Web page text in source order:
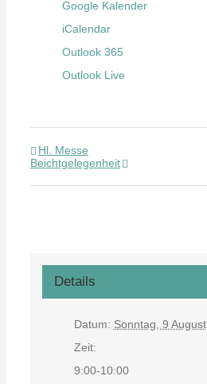
Google Kalender
iCalendar
Outlook 365
Outlook Live
Hl. Messe
Beichtgelegenheit
Details
Datum: Sonntag, 9 August
Zeit:
9:00-10:00